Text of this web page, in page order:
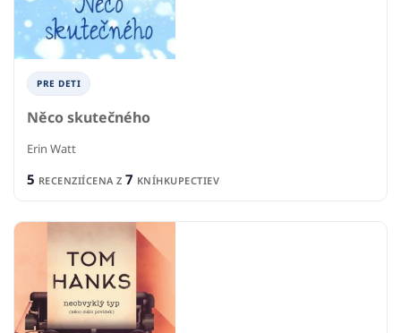
PRE DETI
Něco skutečného
Erin Watt
5RECENZIÍCENA Z7KNÍHKUPECTIEV